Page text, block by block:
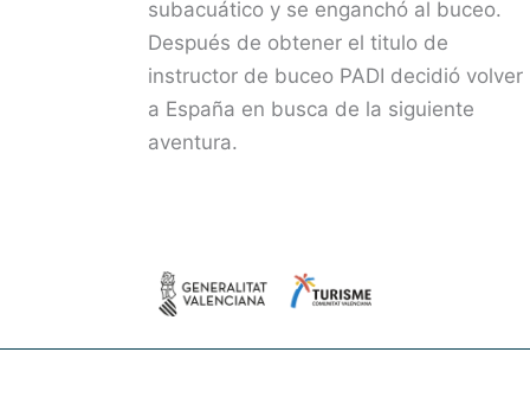
subacuático y se enganchó al buceo.
Después de obtener el titulo de
instructor de buceo PADI decidió volver
a España en busca de la siguiente
aventura.